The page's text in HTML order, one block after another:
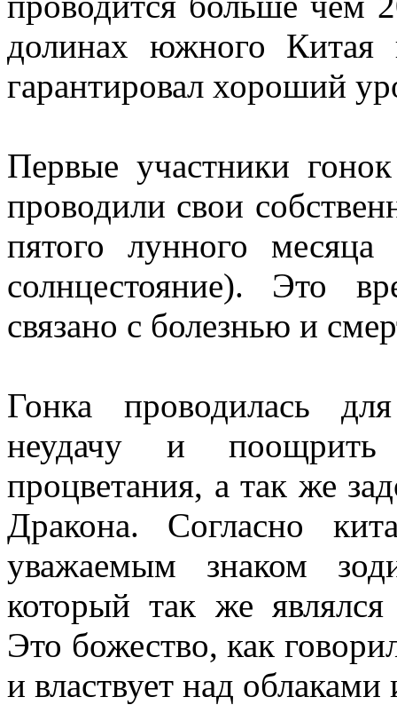
долинах южного Китая
гарантировал хороший
Первые участники
проводили свои
пятого лунного месяца
солнцестояние). Это
связано с болезнью и
Гонка проводилась
неудачу и
процветания, а так же
Дракона. Согласно
уважаемым знаком
который так же
Это божество, как
и властвует над